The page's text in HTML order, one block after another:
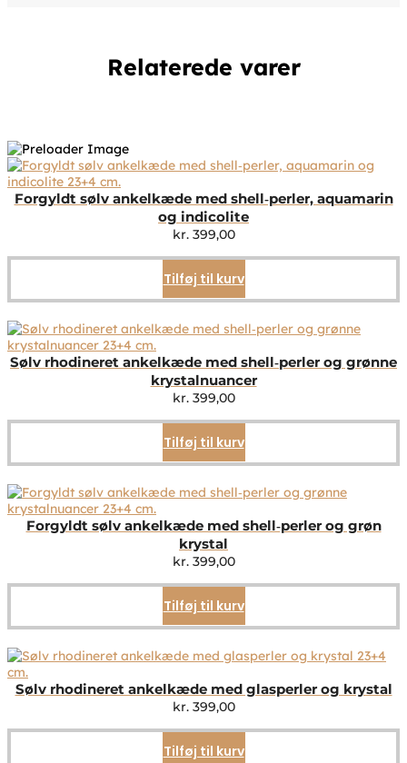
Relaterede varer
Forgyldt sølv ankelkæde med shell‑perler, aquamarin
og indicolite
kr.399,00
Tilføj til kurv
Sølv rhodineret ankelkæde med shell‑perler og grønne
krystalnuancer
kr.399,00
Tilføj til kurv
Forgyldt sølv ankelkæde med shell‑perler og grøn
krystal
kr.399,00
Tilføj til kurv
Sølv rhodineret ankelkæde med glasperler og krystal
kr.399,00
Tilføj til kurv